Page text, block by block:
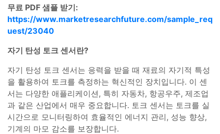
무료 PDF 샘플 받기:
https://www.marketresearchfuture.com/sample_req
uest/23040
자기 탄성 토크 센서란?
자기 탄성 토크 센서는 응력을 받을 때 재료의 자기적 특성
을 활용하여 토크를 측정하는 혁신적인 장치입니다. 이 센
서는 다양한 애플리케이션, 특히 자동차, 항공우주, 제조업
과 같은 산업에서 매우 중요합니다. 토크 센서는 토크를 실
시간으로 모니터링하여 효율적인 에너지 관리, 성능 향상,
기계의 마모 감소를 보장합니다.